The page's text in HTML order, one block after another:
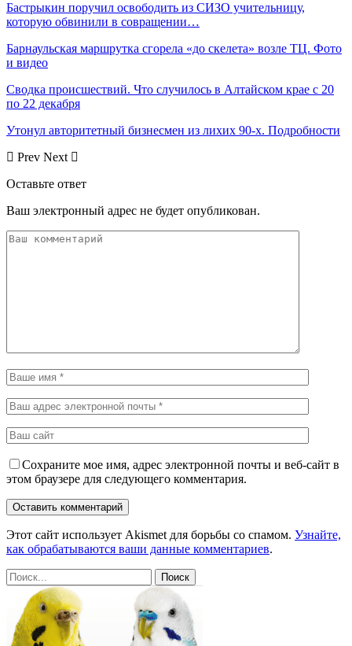
Бастрыкин поручил освободить из СИЗО учительницу,
которую обвинили в совращении…
Барнаульская маршрутка сгорела «до скелета» возле ТЦ. Фото
и видео
Сводка происшествий. Что случилось в Алтайском крае с 20
по 22 декабря
Утонул авторитетный бизнесмен из лихих 90-х. Подробности
Prev Next
Оставьте ответ
Ваш электронный адрес не будет опубликован.
Сохраните мое имя, адрес электронной почты и веб-сайт в
этом браузере для следующего комментария.
Этот сайт использует Akismet для борьбы со спамом. Узнайте,
как обрабатываются ваши данные комментариев.